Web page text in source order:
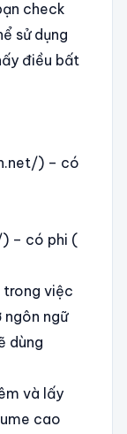
check
sử dụng
điều bất
) – có
– có phi (
trong việc
ngữ
dùng
và lấy
cao